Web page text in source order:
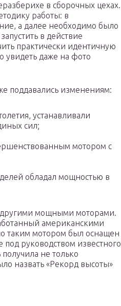
в сборочных цехах.
работы: в
а далее необходимо было
в действие
практически идентичную
увидеть даже на фото
поддавались изменениям:
устанавливали
сил;
мотором с
обладал мощностью в
другими мощными моторами.
американскими
таким мотором был оснащен
руководством известного
не только
назвать «Рекорд высоты»